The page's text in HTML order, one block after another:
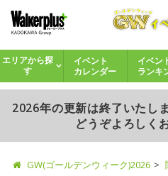
エリアから探
す
イベント
カレンダー
イベン
ランキ
2026年の更新は終了いたし
どうぞよろしく
GW(ゴールデンウィーク)2026